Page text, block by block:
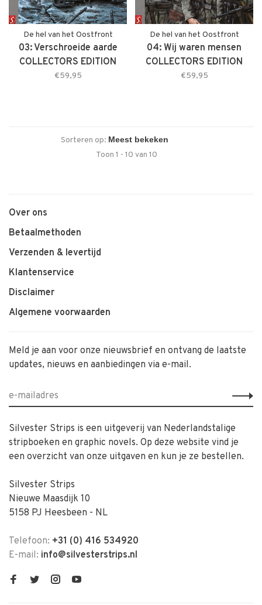
De hel van het Oostfront
03: Verschroeide aarde
COLLECTORS EDITION
€59,95
De hel van het Oostfront
04: Wij waren mensen
COLLECTORS EDITION
€59,95
Sorteren op:
Toon 1 - 10 van 10
Over ons
Betaalmethoden
Verzenden & levertijd
Klantenservice
Disclaimer
Algemene voorwaarden
Meld je aan voor onze nieuwsbrief en ontvang de laatste
updates, nieuws en aanbiedingen via e-mail.
Silvester Strips is een uitgeverij van Nederlandstalige
stripboeken en graphic novels. Op deze website vind je
een overzicht van onze uitgaven en kun je ze bestellen.
Silvester Strips
Nieuwe Maasdijk 10
5158 PJ Heesbeen - NL
Telefoon: +31 (0) 416 534920
E-mail: info@silvesterstrips.nl